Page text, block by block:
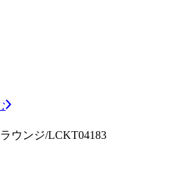
ウンジ/LCKT04183